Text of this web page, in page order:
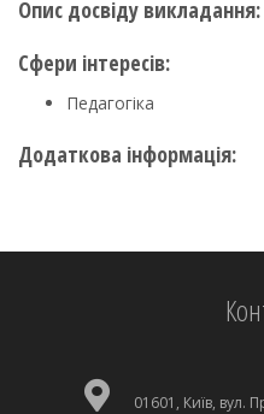
Опис досвіду викладання:
Сфери інтересів:
Педагогіка
Додаткова інформація:
01601, Київ, вул.